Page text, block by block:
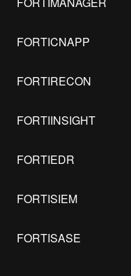
FORTICNAPP
FORTIRECON
FORTIINSIGHT
FORTIEDR
FORTISIEM
FORTISASE